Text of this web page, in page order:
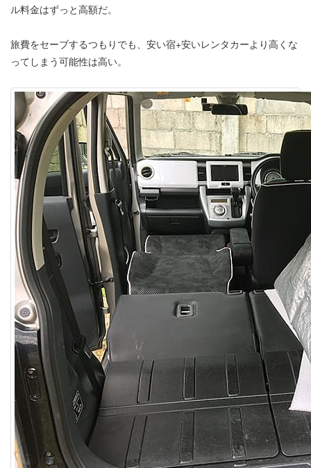
ル料金はずっと高額だ。
旅費をセーブするつもりでも、安い宿+安いレンタカーより高くな
ってしまう可能性は高い。